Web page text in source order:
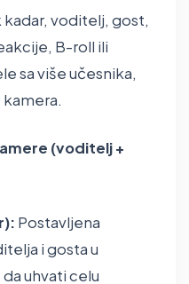
kadar, voditelj, gost,
B-roll ili
sa više učesnika,
(voditelj +
Postavljena
i gosta u
uhvati celu